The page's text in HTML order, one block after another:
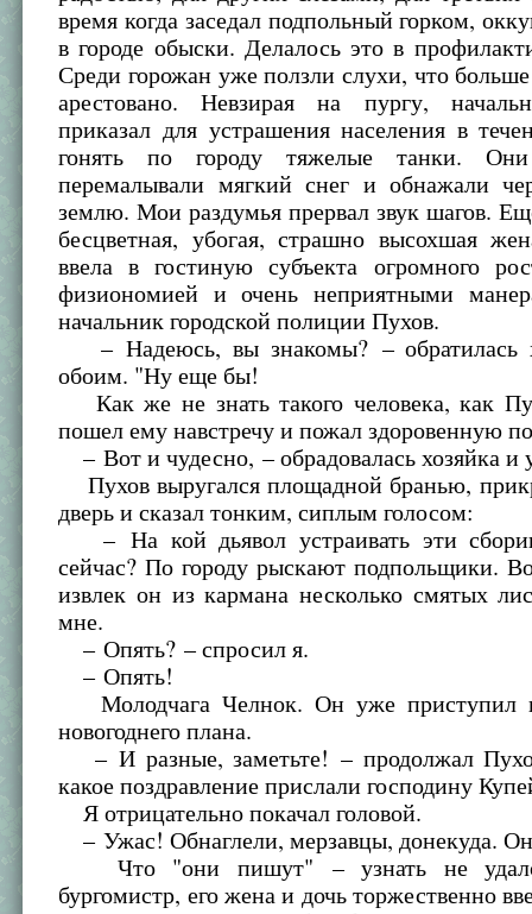
время когда заседал подпольный горком,
в городе обыски. Делалось это в
Среди горожан уже ползли слухи, что
арестовано. Невзирая на пургу,
приказал для устрашения населения в
гонять по городу тяжелые танки. Они
перемалывали мягкий снег и обнажали
землю. Мои раздумья прервал звук шагов.
бесцветная, убогая, страшно высохшая
ввела в гостиную субъекта огромного
физиономией и очень неприятными
начальник городской полиции Пухов.
– Надеюсь, вы знакомы? – обратилась
обоим. "Ну еще бы!
Как же не знать такого человека, как
пошел ему навстречу и пожал здоровенную
– Вот и чудесно, – обрадовалась хозяйка и
Пухов выругался площадной бранью,
дверь и сказал тонким, сиплым голосом:
– На кой дьявол устраивать эти
сейчас? По городу рыскают подпольщики.
извлек он из кармана несколько смятых
мне.
– Опять? – спросил я.
– Опять!
Молодчага Челнок. Он уже приступил
новогоднего плана.
– И разные, заметьте! – продолжал
какое поздравление прислали господину
Я отрицательно покачал головой.
– Ужас! Обнаглели, мерзавцы, донекуда.
Что "они пишут" – узнать не
бургомистр, его жена и дочь торжественно